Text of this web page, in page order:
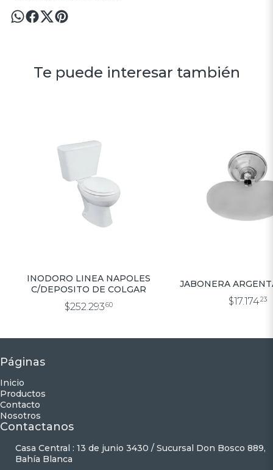
Te puede interesar también
INODORO LINEA NAPOLES
C/DEPOSITO DE COLGAR
$252.29360
JABONERA
$17.17423
Páginas
Inicio
Productos
Contacto
Nosotros
Contactanos
Casa Central : 13 de junio 3430 / Sucursal Don Bosco 889,
Bahía Blanca